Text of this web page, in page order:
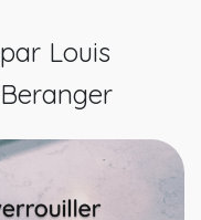
par Louis
Beranger